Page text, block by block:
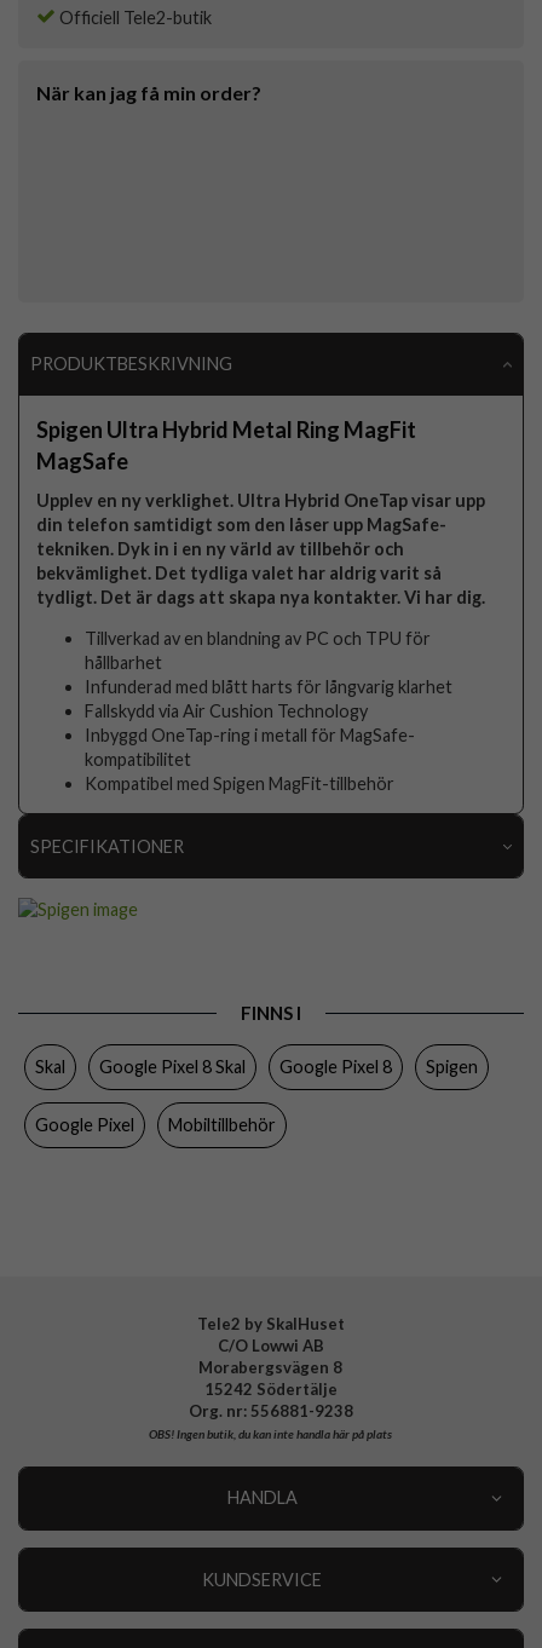
Officiell Tele2-butik
När kan jag få min order?
PRODUKTBESKRIVNING
Spigen Ultra Hybrid Metal Ring MagFit
MagSafe
Upplev en ny verklighet. Ultra Hybrid OneTap visar upp
din telefon samtidigt som den låser upp MagSafe-
tekniken. Dyk in i en ny värld av tillbehör och
bekvämlighet. Det tydliga valet har aldrig varit så
tydligt. Det är dags att skapa nya kontakter. Vi har dig.
Tillverkad av en blandning av PC och TPU för
hållbarhet
Infunderad med blått harts för långvarig klarhet
Fallskydd via Air Cushion Technology
Inbyggd OneTap-ring i metall för MagSafe-
kompatibilitet
Kompatibel med Spigen MagFit-tillbehör
SPECIFIKATIONER
Färg Genomskinlig, Svart
Hårdplast (PC), Mjukplast (TPU)
Varumärke
FINNS I
Skal Google Pixel 8 Skal Google Pixel 8 Spigen
Google Pixel Mobiltillbehör
Tele2 by SkalHuset
C/O Lowwi AB
Morabergsvägen 8
15242 Södertälje
Org. nr: 556881-9238
OBS!Ingen butik, du kan inte handla här på plats
HANDLA
KUNDSERVICE